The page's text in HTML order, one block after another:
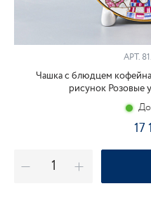
АРТ.
Чашка с блюдцем
рисунок Розовые
17